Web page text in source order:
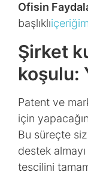
Ofisin
başlıklı
Şirket
koşulu:
Patent ve
için
Bu süreçte
destek
tescilini